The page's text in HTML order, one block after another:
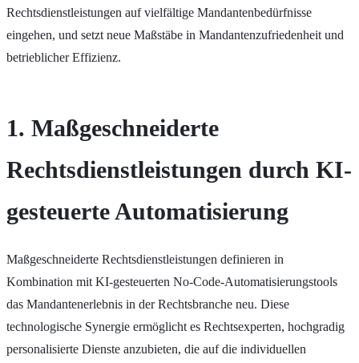
Rechtsdienstleistungen auf vielfältige Mandantenbedürfnisse
eingehen, und setzt neue Maßstäbe in Mandantenzufriedenheit und
betrieblicher Effizienz.
1. Maßgeschneiderte
Rechtsdienstleistungen durch KI-
gesteuerte Automatisierung
Maßgeschneiderte Rechtsdienstleistungen definieren in
Kombination mit KI-gesteuerten No-Code-Automatisierungstools
das Mandantenerlebnis in der Rechtsbranche neu. Diese
technologische Synergie ermöglicht es Rechtsexperten, hochgradig
personalisierte Dienste anzubieten, die auf die individuellen